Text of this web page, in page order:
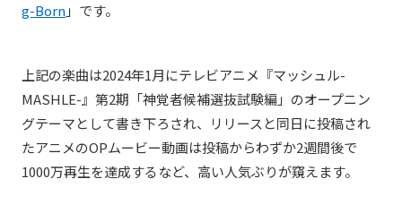
g-Born」 です。
上記の楽曲は2024年1月にテレビアニメ『マッシュル-
MASHLE-』第2期「神覚者候補選抜試験編」のオープニン
グテーマとして書き下ろされ、リリースと同日に投稿され
たアニメのOPムービー動画は投稿からわずか2週間後で
1000万再生を達成するなど、高い人気ぶりが窺えます。